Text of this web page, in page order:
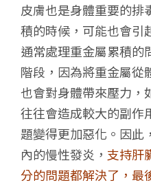
皮膚也是身體重要的排
積的時候，可能也會引
通常處理重金屬累積的
階段，因為將重金屬從
也會對身體帶來壓力，
往往會造成較大的副作
題變得更加惡化。因此
內的慢性發炎， 支持肝
分的問題都解決了，最